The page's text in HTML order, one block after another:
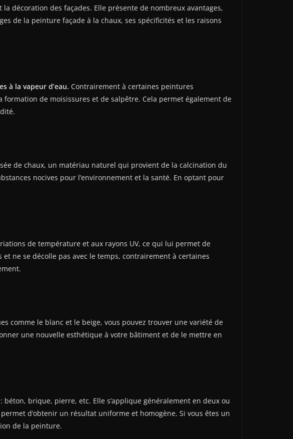
décoration des façades. Elle présente de nombreux avantages,
de la peinture façade à la chaux, ses spécificités et les raisons
à la vapeur d’eau. Contrairement à certaines peintures
de moisissures et de salpêtre. Cela permet également de
de chaux, un matériau naturel qui provient de la calcination du
nocives pour l’environnement et la santé. En optant pour
de température et aux rayons UV, ce qui lui permet de
ne se décolle pas avec le temps, contrairement à certaines
comme le blanc et le beige, vous pouvez trouver une variété de
une nouvelle esthétique à votre bâtiment et de le mettre en
béton, brique, pierre, etc. Elle s’applique généralement en deux ou
d’obtenir un résultat uniforme et homogène. Si vous êtes un
de la peinture.